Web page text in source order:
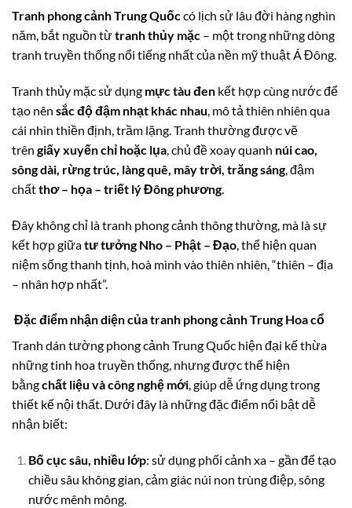
Tranh phong cảnh Trung Quốccó lịch sử lâu đời hàng nghìn
năm, bắt nguồn từtranh thủy mặc – một trong những dòng
tranh truyền thống nổi tiếng nhất của nền mỹ thuật Á Đông.
Tranh thủy mặc sử dụng mực tàu đen kết hợp cùng nước để
tạo nên sắc độ đậm nhạt khác nhau, mô tả thiên nhiên qua
cái nhìn thiền định, trầm lặng. Tranh thường được vẽ
trên giấy xuyến chỉ hoặc lụa, chủ đề xoay quanh núi cao,
sông dài, rừng trúc, làng quê, mây trời, trăng sáng, đậm
chấtthơ – họa – triết lý Đông phương.
Đây không chỉ là tranh phong cảnh thông thường, mà là sự
kết hợp giữatư tưởng Nho – Phật – Đạo , thể hiện quan
niệm sống thanh tịnh, hoà mình vào thiên nhiên, “thiên – địa
– nhân hợp nhất”.
Đặc điểm nhận diện của tranh phong cảnh Trung Hoa cổ
Tranh dán tường phong cảnh Trung Quốc hiện đại kế thừa
những tinh hoa truyền thống, nhưng được thể hiện
bằngchất liệu và công nghệ mới, giúp dễ ứng dụng trong
thiết kế nội thất. Dưới đây là những đặc điểm nổi bật dễ
nhận biết:
Bố cục sâu, nhiều lớp: sử dụng phối cảnh xa – gần để tạo
chiều sâu không gian, cảm giác núi non trùng điệp, sông
nước mênh mông.